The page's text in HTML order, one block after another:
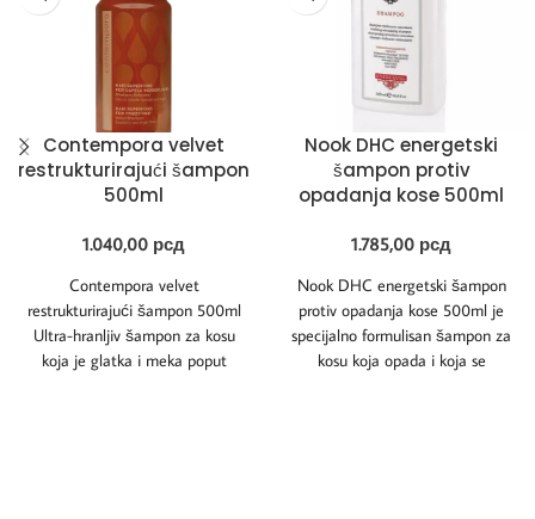
Contempora velvet
restrukturirajući šampon
500ml
1.040,00 рсд
Contempora velvet
restrukturirajući šampon 500ml
Ultra-hranljiv šampon za kosu
koja je glatka i meka poput
Nook DHC energetski
šampon protiv
opadanja kose 500ml
1.785,00 рсд
Nook DHC energetski šampon
protiv opadanja kose 500ml je
specijalno formulisan šampon za
kosu koja opada i koja se